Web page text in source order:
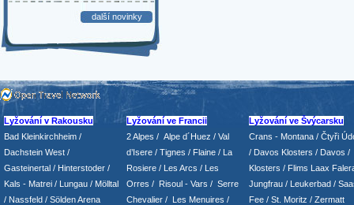
další novinky
Lyžování v Rakousku
Bad Kleinkirchheim /
Dachstein West /
Gasteinertal / Hinterstoder /
Kals - Matrei / Lungau / Mölltal
/ Nassfeld / Sölden Arena
Lyžování ve Francii
2 Alpes / Alpe d´Huez / Val
d’Isere / Tignes / Flaine / La
Rosiere / Les Arcs / Les
Orres / Risoul - Vars / Serre
Chevalier / Les Menuires /
Lyžování ve Švýcarsku
Crans - Montana / Čtyři
/ Davos Klosters / Davos /
Klosters / Flims Laax
Jungfrau / Leukerbad /
Fee / St. Moritz / Zermatt